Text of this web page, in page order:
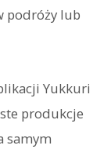
podróży lub
Yukkuri
produkcje
samym